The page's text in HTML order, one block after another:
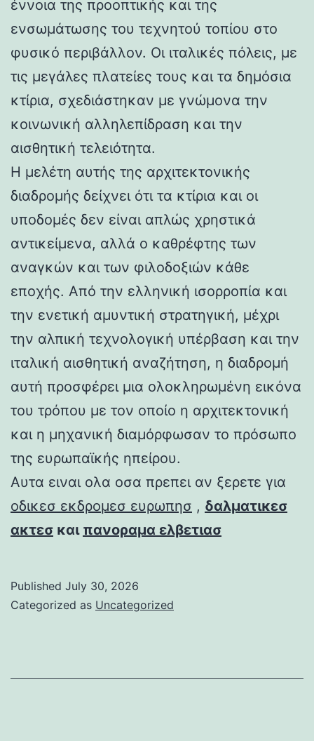
έννοια της προοπτικής και της
ενσωμάτωσης του τεχνητού τοπίου στο
φυσικό περιβάλλον. Οι ιταλικές πόλεις, με
τις μεγάλες πλατείες τους και τα δημόσια
κτίρια, σχεδιάστηκαν με γνώμονα την
κοινωνική αλληλεπίδραση και την
αισθητική τελειότητα.
Η μελέτη αυτής της αρχιτεκτονικής
διαδρομής δείχνει ότι τα κτίρια και οι
υποδομές δεν είναι απλώς χρηστικά
αντικείμενα, αλλά ο καθρέφτης των
αναγκών και των φιλοδοξιών κάθε
εποχής. Από την ελληνική ισορροπία και
την ενετική αμυντική στρατηγική, μέχρι
την αλπική τεχνολογική υπέρβαση και την
ιταλική αισθητική αναζήτηση, η διαδρομή
αυτή προσφέρει μια ολοκληρωμένη εικόνα
του τρόπου με τον οποίο η αρχιτεκτονική
και η μηχανική διαμόρφωσαν το πρόσωπο
της ευρωπαϊκής ηπείρου.
Αυτα ειναι ολα οσα πρεπει αν ξερετε για
οδικεσ εκδρομεσ ευρωπησ , δαλματικεσ
ακτεσ και πανοραμα ελβετιασ
Published July 30, 2026
Categorized as Uncategorized